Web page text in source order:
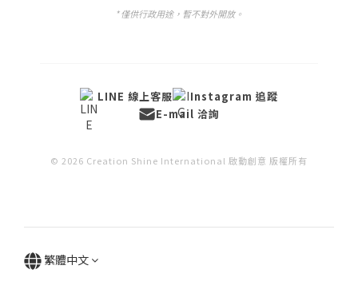
* 僅供行政用途，暫不對外開放。
LINE 線上客服
Instagram 追蹤
E-mail 洽詢
© 2026 Creation Shine International 啟動創意 版權所有
繁體中文